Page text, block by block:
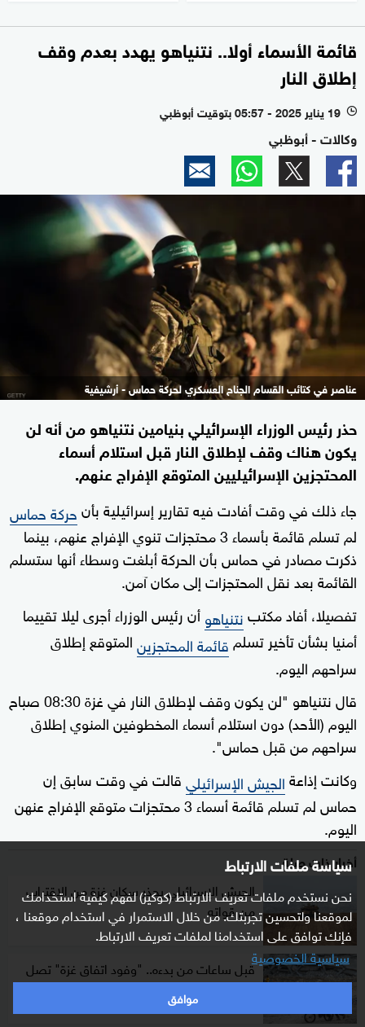
سياسة ملفات الارتباط
نحن نستخدم ملفات تعريف الارتباط (كوكيز) لفهم كيفية استخدامك
لموقعنا ولتحسين تجربتك. من خلال الاستمرار في استخدام موقعنا ،
فإنك توافق على استخدامنا لملفات تعريف الارتباط.
سياسية الخصوصية
موافق
قائمة الأسماء أولا.. نتنياهو يهدد بعدم وقف
إطلاق النار
l 19 يناير 2025 - 05:57 بتوقيت أبوظبي
وكالات - أبوظبي
عناصر في كتائب القسام الجناح العسكري لحركة حماس - أرشيفية
حذر رئيس الوزراء الإسرائيلي بنيامين نتنياهو من أنه لن
يكون هناك وقف لإطلاق النار قبل استلام أسماء
المحتجزين الإسرائيليين المتوقع الإفراج عنهم.
جاء ذلك في وقت أفادت فيه تقارير إسرائيلية بأنحركة حماس
لم تسلم قائمة بأسماء 3 محتجزات تنوي الإفراج عنهم، بينما
ذكرت مصادر في حماس بأن الحركة أبلغت وسطاء أنها ستسلم
القائمة بعد نقل المحتجزات إلى مكان آمن.
تفصيلا، أفاد مكتبنتنياهوأن رئيس الوزراء أجرى ليلا تقييما
أمنيا بشأن تأخير تسلمقائمة المحتجزينالمتوقع إطلاق
سراحهم اليوم.
قال نتنياهو "لن يكون وقف لإطلاق النار في غزة 08:30 صباح
اليوم (الأحد) دون استلام أسماء المخطوفين المنوي إطلاق
سراحهم من قبل حماس".
وكانت إذاعةالجيش الإسرائيليقالت في وقت سابق إن
حماس لم تسلم قائمة أسماء 3 محتجزات متوقع الإفراج عنهن
اليوم.
أخبار ذات صلة
الجيش الإسرائيلي يحذر سكان غزة من الاقتراب
من قواته
قبل ساعات من بدءه.. "وفود اتفاق غزة" تصل
القاهرة